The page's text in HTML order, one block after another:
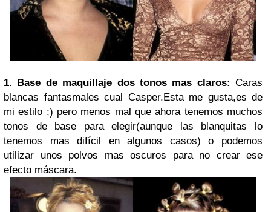
1. Base de maquillaje dos tonos mas claros: Caras
blancas fantasmales cual Casper.Esta me gusta,es de
mi estilo ;) pero menos mal que ahora tenemos muchos
tonos de base para elegir(aunque las blanquitas lo
tenemos mas difícil en algunos casos) o podemos
utilizar unos polvos mas oscuros para no crear ese
efecto máscara.